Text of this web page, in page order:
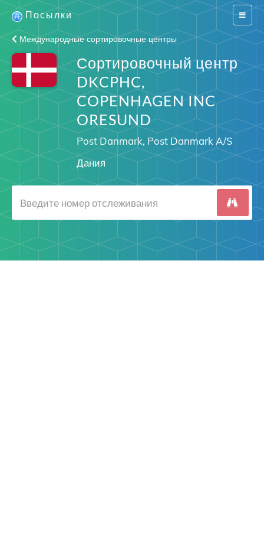
Switch
Посылки
Международные сортировочные центры
Сортировочный центр
DKCPHC,
COPENHAGEN INC
ORESUND
Post Danmark, Post Danmark A/S
Дания